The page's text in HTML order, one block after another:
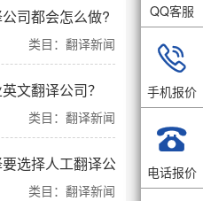
司都会怎么做?
类目：翻译新闻
文翻译公司？
类目：翻译新闻
选择人工翻译公司
类目：翻译新闻
QQ客服

手机报价

电话报价